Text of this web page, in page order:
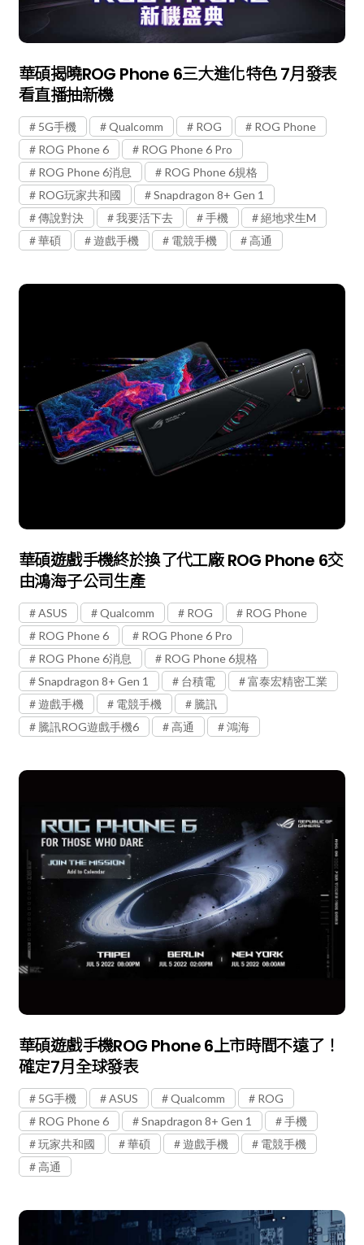
華碩揭曉ROG Phone 6三大進化特色 7月發表
看直播抽新機
5G手機 Qualcomm ROG
ROG Phone
ROG Phone 6
ROG Phone 6 Pro
ROG Phone 6消息
ROG Phone 6規格
ROG玩家共和國
Snapdragon 8+ Gen 1
傳說對決
我要活下去 手機
絕地求生M
華碩
遊戲手機 電競手機 高通
華碩遊戲手機終於換了代工廠 ROG Phone 6交
由鴻海子公司生產
ASUS Qualcomm ROG
ROG Phone
ROG Phone 6
ROG Phone 6 Pro
ROG Phone 6消息
ROG Phone 6規格
Snapdragon 8+ Gen 1
台積電
富泰宏精密工業
遊戲手機
電競手機
騰訊
騰訊ROG遊戲手機6
高通 鴻海
華碩遊戲手機ROG Phone 6上市時間不遠了！
確定7月全球發表
5G手機 ASUS Qualcomm
ROG
ROG Phone 6
Snapdragon 8+ Gen 1
手機
玩家共和國
華碩 遊戲手機
電競手機
高通